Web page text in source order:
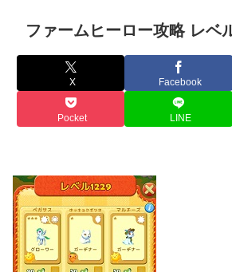
ファームヒーロー攻略 レベ
X Facebook
Pocket LINE